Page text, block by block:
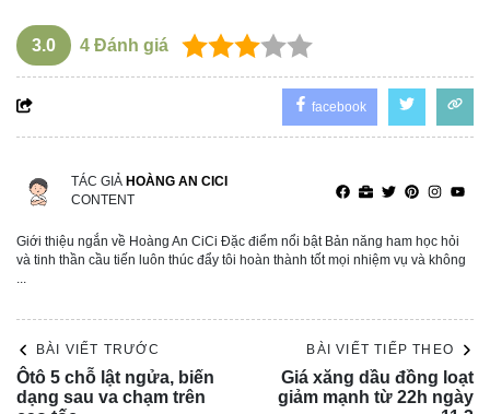
3.0 4 Đánh giá
facebook
TÁC GIẢ HOÀNG AN CICI
CONTENT
Giới thiệu ngắn về Hoàng An CiCi Đặc điểm nổi bật Bản năng ham học hỏi
và tinh thần cầu tiến luôn thúc đẩy tôi hoàn thành tốt mọi nhiệm vụ và không
...
BÀI VIẾT TRƯỚC
Ôtô 5 chỗ lật ngửa, biến
dạng sau va chạm trên
BÀI VIẾT TIẾP THEO
Giá xăng dầu đồng loạt
giảm mạnh từ 22h ngày